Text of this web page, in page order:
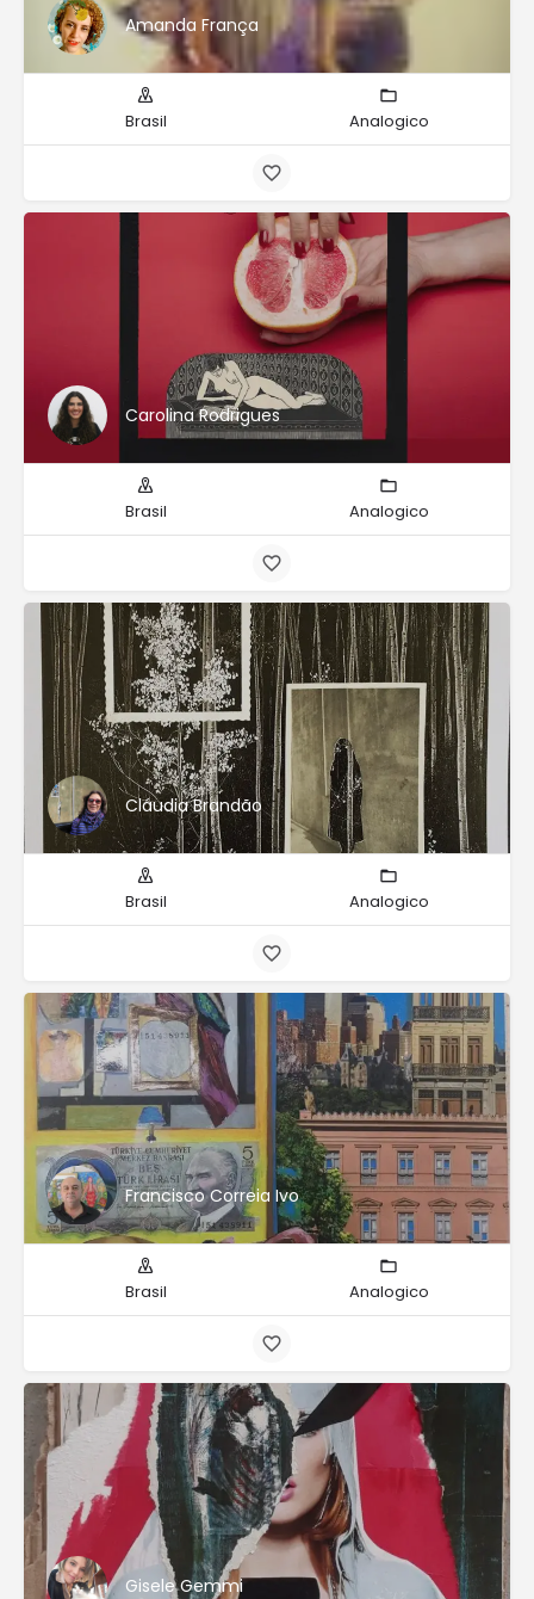
Amanda França
Brasil Analogico
Carolina Rodrigues
Brasil Analogico
Cláudia Brandão
Brasil Analogico
Francisco Correia Ivo
Brasil Analogico
Gisele Gemmi